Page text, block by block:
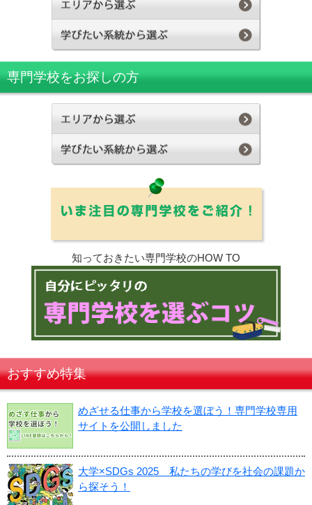
専門学校をお探しの方
知っておきたい専門学校のHOW TO
おすすめ特集
めざせる仕事から学校を選ぼう！専門学校専用
サイトを公開しました
大学×SDGs 2025 私たちの学びを社会の課題か
ら探そう！